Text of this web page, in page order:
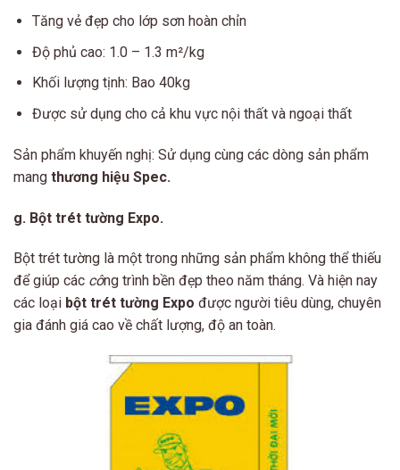
Tăng vẻ đẹp cho lớp sơn hoàn chỉn
Độ phủ cao: 1.0 – 1.3 m²/kg
Khối lượng tịnh: Bao 40kg
Được sử dụng cho cả khu vực nội thất và ngoại thất
Sản phẩm khuyến nghị: Sử dụng cùng các dòng sản phẩm
mang thương hiệu Spec.
g. Bột trét tường Expo.
Bột trét tường là một trong những sản phẩm không thể thiếu
để giúp các công trình bền đẹp theo năm tháng. Và hiện nay
các loại bột trét tường Expo được người tiêu dùng, chuyên
gia đánh giá cao về chất lượng, độ an toàn.